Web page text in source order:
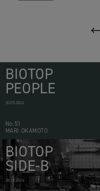
BIOTOP
PEOPLE
20.05.2026
No.51
MARI OKAMOTO
BIOTOP
SIDE-B
28.10.2024